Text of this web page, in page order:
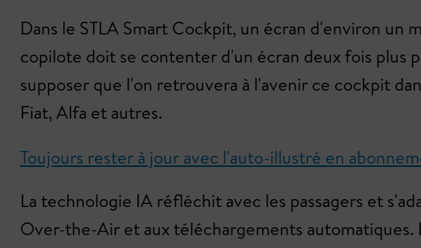
Dans le STLA Smart Cockpit, un écran d'environ
copilote doit se contenter d'un écran deux fois plus
supposer que l'on retrouvera à l'avenir ce cockpit
Fiat, Alfa et autres.
Toujours rester à jour avec l'auto-illustré en
La technologie IA réfléchit avec les passagers et
Over-the-Air et aux téléchargements automatiques.